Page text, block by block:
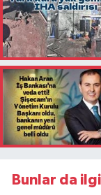
Bunlar da